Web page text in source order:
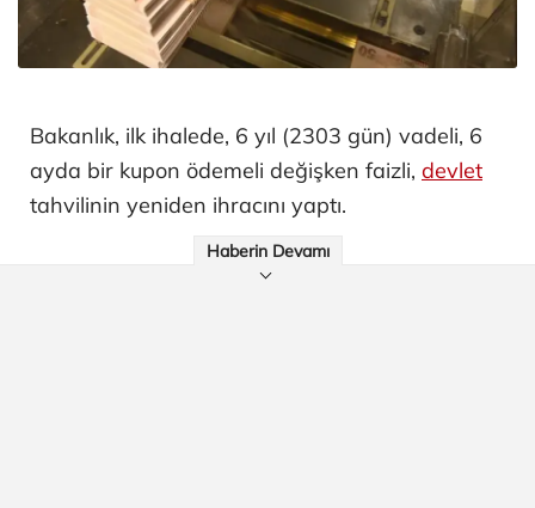
Bakanlık, ilk ihalede, 6 yıl (2303 gün) vadeli, 6
ayda bir kupon ödemeli değişken faizli, devlet
tahvilinin yeniden ihracını yaptı.
Haberin Devamı